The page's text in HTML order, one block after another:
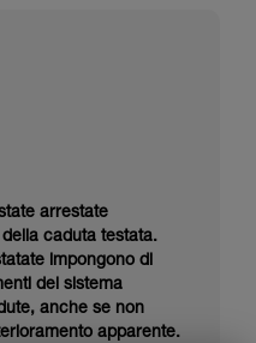
arrestate
caduta testata.
impongono di
del sistema
anche se non
apparente.